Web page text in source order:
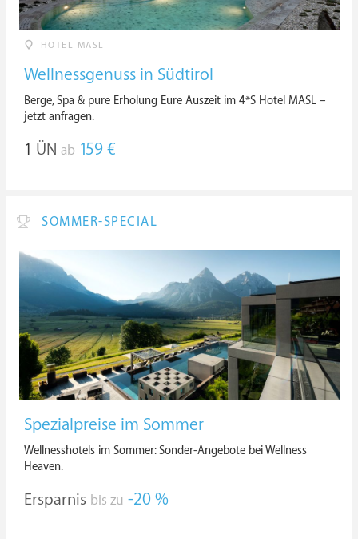
HOTEL MASL
Wellnessgenuss in Südtirol
Berge, Spa & pure Erholung Eure Auszeit im 4*S Hotel MASL –
jetzt anfragen.
1 ÜN ab 159 €
SOMMER-SPECIAL
Spezialpreise im Sommer
Wellnesshotels im Sommer: Sonder-Angebote bei Wellness
Heaven.
Ersparnis bis zu -20 %